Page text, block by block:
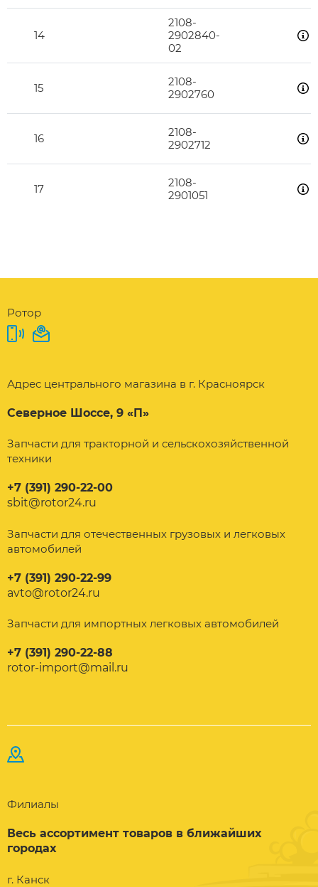
14
2108-
2902840-
02
15
2108-
2902760
16
2108-
2902712
17
2108-
2901051
Ротор
Адрес центрального магазина в г. Красноярск
Северное Шоссе, 9 «П»
Запчасти для тракторной и сельскохозяйственной
техники
+7 (391) 290-22-00
sbit@rotor24.ru
Запчасти для отечественных грузовых и легковых
автомобилей
+7 (391) 290-22-99
avto@rotor24.ru
Запчасти для импортных легковых автомобилей
+7 (391) 290-22-88
rotor-import@mail.ru
Филиалы
Весь ассортимент товаров в ближайших
городах
г. Канск